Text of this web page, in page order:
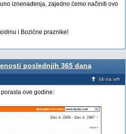
iznenađenja, zajedno ćemo načiniti ovo
i Bozićne praznike!
poslednjih 365 dana
Idi na vrh
ove godine: